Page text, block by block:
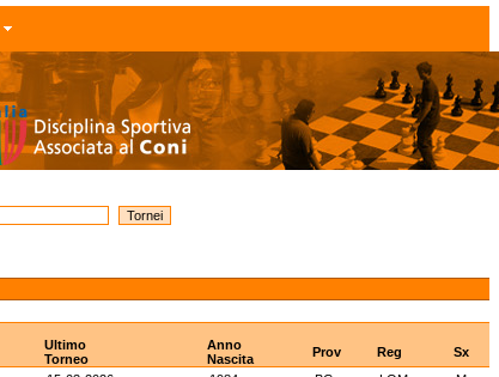
Ultimo
Torneo
Anno
Nascita
Prov Reg
Sx